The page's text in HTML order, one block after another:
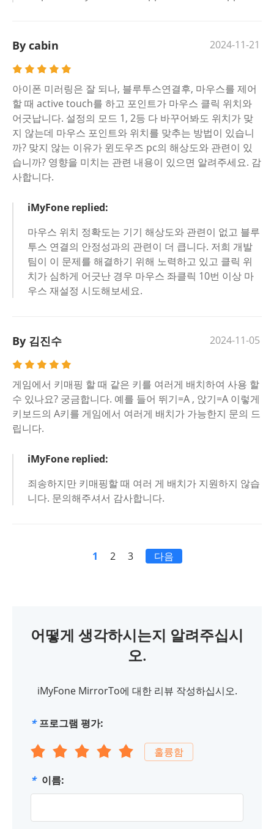
By cabin 2024-11-21
아이폰 미러링은 잘 되나, 블루투스연결후, 마우스를 제어
할 때 active touch를 하고 포인트가 마우스 클릭 위치와
어긋납니다. 설정의 모드 1, 2등 다 바꾸어봐도 위치가 맞
지 않는데 마우스 포인트와 위치를 맞추는 방법이 있습니
까? 맞지 않는 이유가 윈도우즈 pc의 해상도와 관련이 있
습니까? 영향을 미치는 관련 내용이 있으면 알려주세요. 감
사합니다.
iMyFone replied:
마우스 위치 정확도는 기기 해상도와 관련이 없고 블루
투스 연결의 안정성과의 관련이 더 큽니다. 저희 개발
팀이 이 문제를 해결하기 위해 노력하고 있고 클릭 위
치가 심하게 어긋난 경우 마우스 좌클릭 10번 이상 마
우스 재설정 시도해보세요.
By 김진수 2024-11-05
게임에서 키매핑 할 때 같은 키를 여러게 배치하여 사용 할
수 있나요? 궁금합니다. 예를 들어 뛰기=A , 앉기=A 이렇게
키보드의 A키를 게임에서 여러게 배치가 가능한지 문의 드
립니다.
iMyFone replied:
죄송하지만 키매핑할 때 여러 게 배치가 지원하지 않습
니다. 문의해주셔서 감사합니다.
1 2 3 다음
어떻게 생각하시는지 알려주십시
오.
iMyFone MirrorTo에 대한 리뷰 작성하십시오.
* 프로그램 평가:
훌륭함
* 이름: